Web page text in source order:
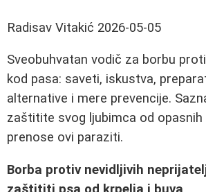
Radisav Vitakić 2026-05-05
Sveobuhvatan vodič za borbu
kod pasa: saveti, iskustva,
alternative i mere prevencije.
zaštitite svog ljubimca od
prenose ovi paraziti.
Borba protiv nevidljivih